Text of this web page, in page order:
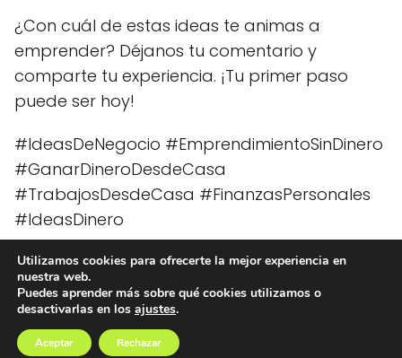
¿Con cuál de estas ideas te animas a
emprender? Déjanos tu comentario y
comparte tu experiencia. ¡Tu primer paso
puede ser hoy!
#IdeasDeNegocio #EmprendimientoSinDinero
#GanarDineroDesdeCasa
#TrabajosDesdeCasa #FinanzasPersonales
#IdeasDinero
Ideas Dinero blog
7 ideas de negocios que puedes empezar
sin dinero (de verdad)
Utilizamos cookies para ofrecerte la mejor experiencia en
nuestra web.
Puedes aprender más sobre qué cookies utilizamos o
desactivarlas en los ajustes.
Aceptar Rechazar